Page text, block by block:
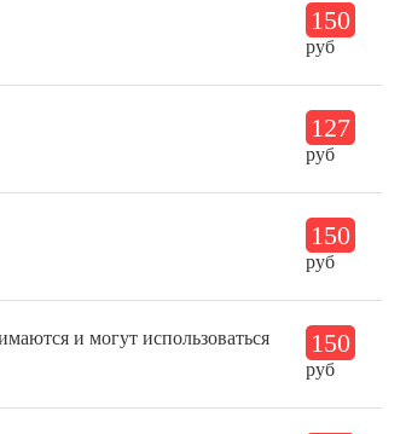
150
руб
127
руб
150
руб
и могут использоваться
150
руб